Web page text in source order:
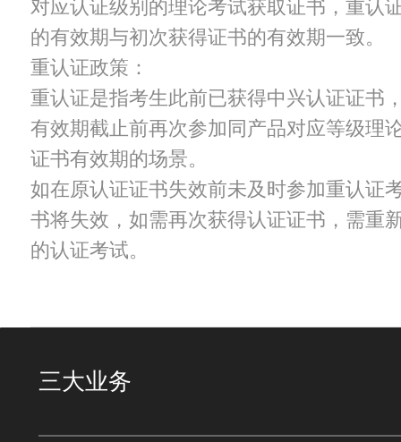
对应认证级别的理论考试获取证书，重认
的有效期与初次获得证书的有效期一致。
重认证政策：
重认证是指考生此前已获得中兴认证证书
有效期截止前再次参加同产品对应等级理
证书有效期的场景。
如在原认证证书失效前未及时参加重认证
书将失效，如需再次获得认证证书，需重
的认证考试。
三大业务